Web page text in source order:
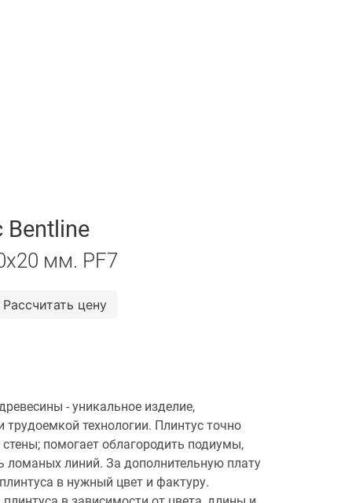
Bentline
мм. PF7
Рассчитать цену
- уникальное изделие,
технологии. Плинтус точно
помогает облагородить подиумы,
ломаных линий. За дополнительную плату
в нужный цвет и фактуру.